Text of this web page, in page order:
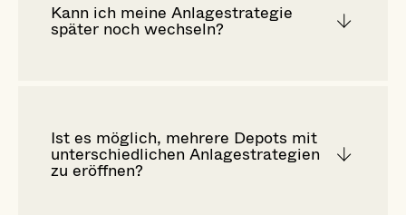
Kann ich meine Anlagestrategie
später noch wechseln?
Ist es möglich, mehrere Depots mit
unterschiedlichen Anlagestrategien
zu eröffnen?